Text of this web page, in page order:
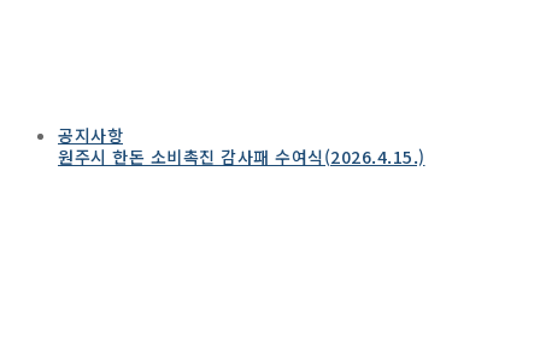
공지사항
원주시 한돈 소비촉진 감사패 수여식(2026.4.15.)